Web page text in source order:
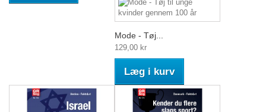
Mode - Tøj...
129,00 kr
Læg i kurv